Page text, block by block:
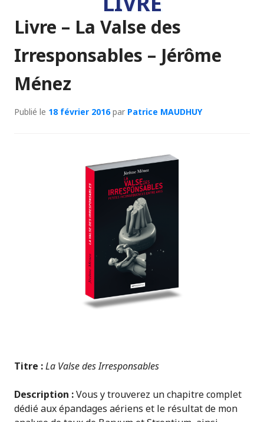
Livre – La Valse des
Irresponsables – Jérôme
Ménez
Publié le 18 février 2016par Patrice MAUDHUY
Titre :La Valse des Irresponsables
Description :Vous y trouverez un chapitre complet
dédié aux épandages aériens et le résultat de mon